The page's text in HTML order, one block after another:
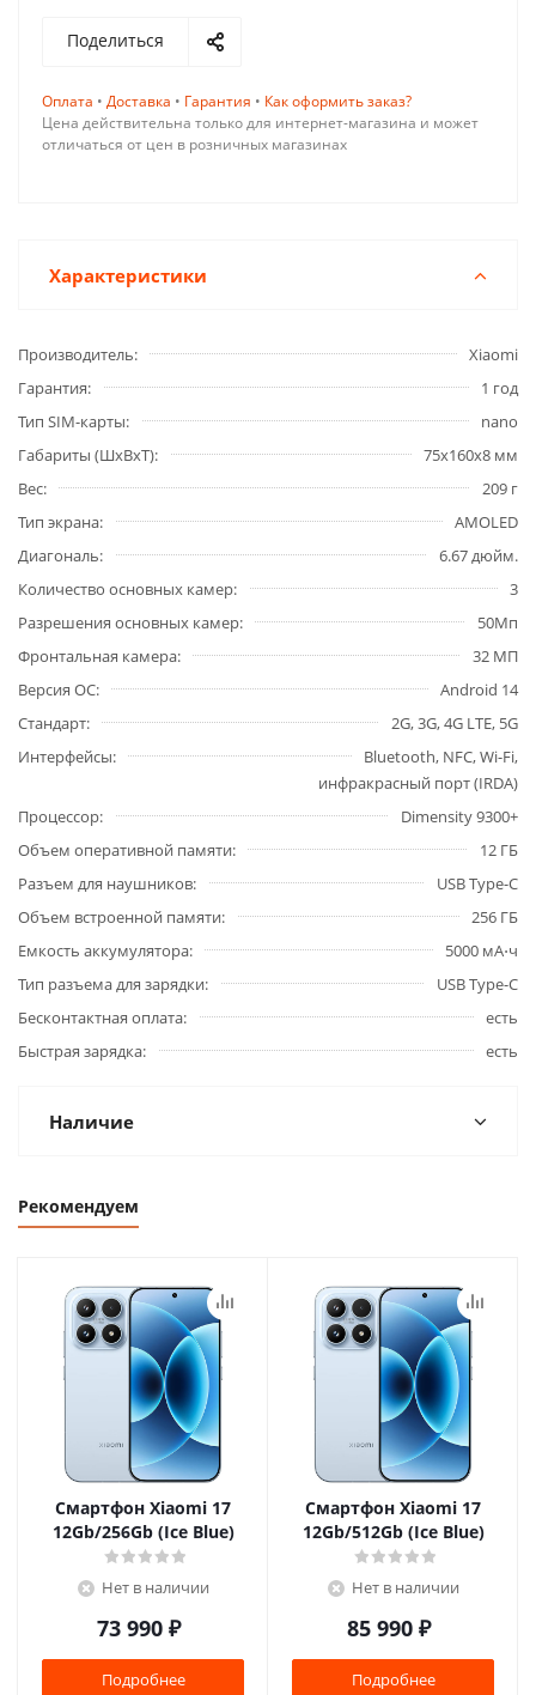
Поделиться
Оплата • Доставка • Гарантия • Как оформить заказ?
Цена действительна только для интернет-магазина и может
отличаться от цен в розничных магазинах
Характеристики
Производитель
Xiaomi
Гарантия
1 год
Тип SIM-карты
nano
Габариты (ШxВxТ)
75x160x8 мм
Вес
209 г
Тип экрана
AMOLED
Диагональ
6.67 дюйм.
Количество основных камер
3
Разрешения основных камер
50Мп
Фронтальная камера
32 МП
Версия ОС
Android 14
Стандарт
2G, 3G, 4G LTE, 5G
Интерфейсы
Bluetooth, NFC, Wi-Fi,
инфракрасный порт (IRDA)
Процессор
Dimensity 9300+
Объем оперативной памяти
12 ГБ
Разъем для наушников
USB Type-C
Объем встроенной памяти
256 ГБ
Емкость аккумулятора
5000 мА⋅ч
Тип разъема для зарядки
USB Type-C
Бесконтактная оплата
есть
Быстрая зарядка
есть
Наличие
Рекомендуем
Смартфон Xiaomi 17
12Gb/256Gb (Ice Blue)
Нет в наличии
73 990 ₽
Подробнее
Смартфон Xiaomi 17
12Gb/512Gb (Ice Blue)
Нет в наличии
85 990 ₽
Подробнее